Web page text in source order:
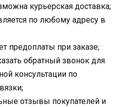
курьерская доставка;
по любому адресу в
предоплаты при заказе;
обратный звонок для
консультации по
отзывы покупателей и